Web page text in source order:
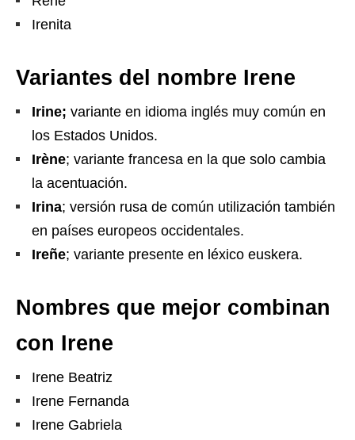
Irenita
Variantes del nombre Irene
Irine; variante en idioma inglés muy común en
los Estados Unidos.
Irène; variante francesa en la que solo cambia
la acentuación.
Irina; versión rusa de común utilización también
en países europeos occidentales.
Ireñe; variante presente en léxico euskera.
Nombres que mejor combinan
con Irene
Irene Beatriz
Irene Fernanda
Irene Gabriela